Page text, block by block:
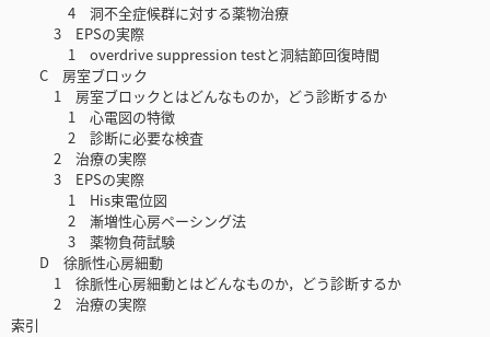
4 洞不全症候群に対する薬物治療
3 EPSの実際
1 overdrive suppression testと洞結節回復時間
C 房室ブロック
1 房室ブロックとはどんなものか，どう診断するか
1 心電図の特徴
2 診断に必要な検査
2 治療の実際
3 EPSの実際
1 His束電位図
2 漸増性心房ペーシング法
3 薬物負荷試験
D 徐脈性心房細動
1 徐脈性心房細動とはどんなものか，どう診断するか
2 治療の実際
索引